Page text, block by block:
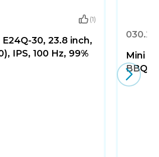
(1)
30, 23.8 inch,
IPS, 100 Hz, 99%
Mini
BBQ